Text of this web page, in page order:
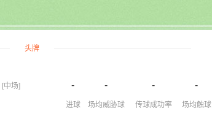
头牌
[中场] -
进球
-
场均威胁球
-
传球成功率
-
场均触球